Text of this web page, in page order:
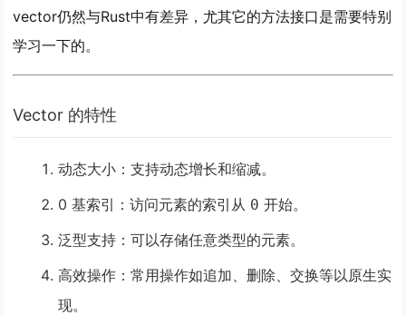
vector仍然与Rust中有差异，尤其它的方法接口是需要特别
学习一下的。
Vector 的特性
动态大小 ：支持动态增长和缩减。
0 基索引 ：访问元素的索引从 0 开始。
泛型支持 ：可以存储任意类型的元素。
高效操作 ：常用操作如追加、删除、交换等以原生实
现。